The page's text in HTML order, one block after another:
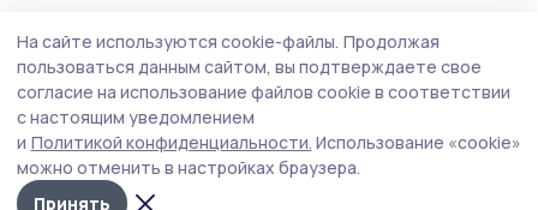
На сайте используются cookie-файлы. Продолжая
пользоваться данным сайтом, вы подтверждаете свое
согласие на использование файлов cookie в соответствии
с настоящим уведомлением
и Политикой конфиденциальности. Использование «cookie»
можно отменить в настройках браузера.
Принять